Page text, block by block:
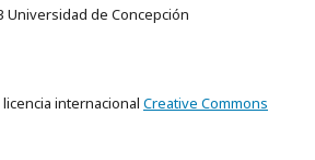
Universidad de Concepción
internacional Creative Commons